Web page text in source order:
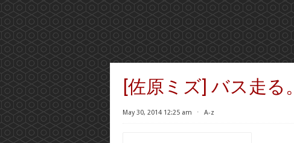
[佐原ミズ] バス走る。
May 30, 2014 12:25 am ⋅ A-z